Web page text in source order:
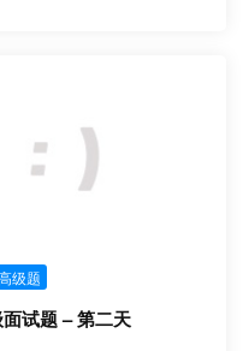
级题
试题 – 第二天